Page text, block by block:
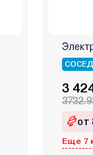
3
от
Еще 7